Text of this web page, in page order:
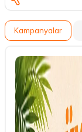
Kampanyalar